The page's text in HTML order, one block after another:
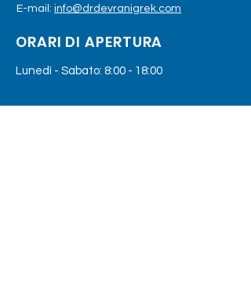
E-mail: info@drdevranigrek.com
ORARI DI APERTURA
Lunedì - Sabato: 8:00 - 18:00